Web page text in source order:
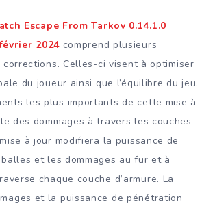
Escape From Tarkov 0.14.1.0
2024comprend plusieurs
Celles-ci visent à optimiser
du joueur ainsi que l’équilibre du jeu.
les plus importants de cette mise à
des dommages à travers les couches
à jour modifiera la puissance de
et les dommages au fur et à
chaque couche d’armure. La
et la puissance de pénétration